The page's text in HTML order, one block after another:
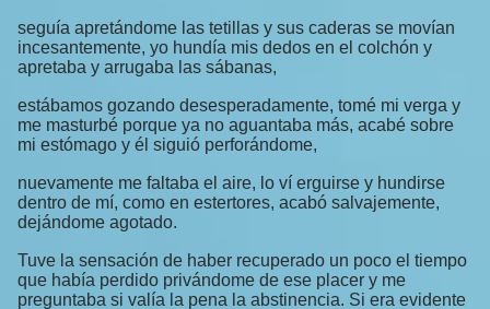
seguía apretándome las tetillas y sus caderas se movían
incesantemente, yo hundía mis dedos en el colchón y
apretaba y arrugaba las sábanas,
estábamos gozando desesperadamente, tomé mi verga y
me masturbé porque ya no aguantaba más, acabé sobre
mi estómago y él siguió perforándome,
nuevamente me faltaba el aire, lo ví erguirse y hundirse
dentro de mí, como en estertores, acabó salvajemente,
dejándome agotado.
Tuve la sensación de haber recuperado un poco el tiempo
que había perdido privándome de ese placer y me
preguntaba si valía la pena la abstinencia. Si era evidente